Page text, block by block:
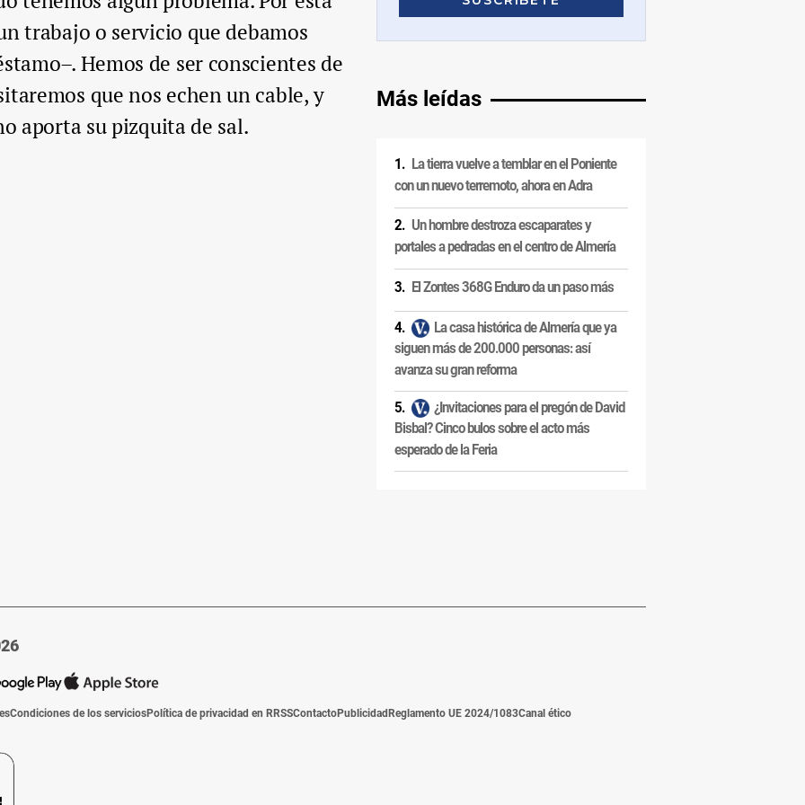
trabajo o servicio que debamos
Hemos de ser conscientes de
que nos echen un cable, y
aporta su pizquita de sal.
Más leídas
La tierra vuelve a temblar en el Poniente
con un nuevo terremoto, ahora en Adra
Un hombre destroza escaparates y
portales a pedradas en el centro de Almería
El Zontes 368G Enduro da un paso más
La casa histórica de Almería que ya
siguen más de 200.000 personas: así
avanza su gran reforma
¿Invitaciones para el pregón de David
Bisbal? Cinco bulos sobre el acto más
esperado de la Feria
Condiciones de los serviciosPolítica de privacidad en RRSSContactoPublicidadReglamento UE 2024/1083Canal ético